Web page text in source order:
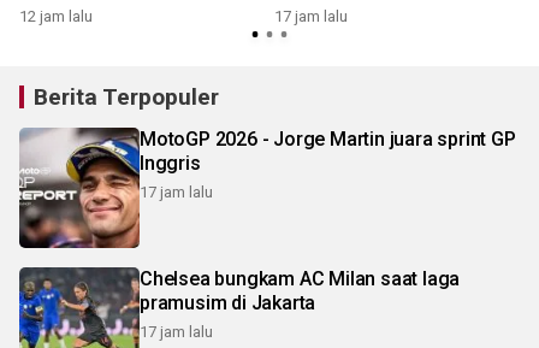
12 jam lalu 17 jam lalu
Berita Terpopuler
MotoGP 2026 - Jorge Martin juara sprint GP
Inggris
17 jam lalu
Chelsea bungkam AC Milan saat laga
pramusim di Jakarta
17 jam lalu